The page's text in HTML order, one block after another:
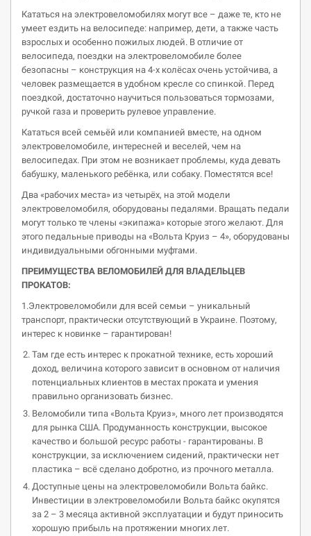
Кататься на электровеломобилях могут все – даже те, кто не
умеет ездить на велосипеде: например, дети, а также часть
взрослых и особенно пожилых людей. В отличие от
велосипеда, поездки на электровеломобиле более
безопасны – конструкция на 4-х колёсах очень устойчива, а
человек размещается в удобном кресле со спинкой. Перед
поездкой, достаточно научиться пользоваться тормозами,
ручкой газа и проверить рулевое управление.
Кататься всей семьёй или компанией вместе, на одном
электровеломобиле, интересней и веселей, чем на
велосипедах. При этом не возникает проблемы, куда девать
бабушку, маленького ребёнка, или собаку. Поместятся все!
Два «рабочих места» из четырёх, на этой модели
электровеломобиля, оборудованы педалями. Вращать педали
могут только те члены «экипажа» которые этого желают. Для
этого педальные приводы на «Вольта Круиз – 4», оборудованы
индивидуальными обгонными муфтами.
ПРЕИМУЩЕСТВА ВЕЛОМОБИЛЕЙ ДЛЯ ВЛАДЕЛЬЦЕВ
ПРОКАТОВ:
1.Электровеломобили для всей семьи – уникальный
транспорт, практически отсутствующий в Украине. Поэтому,
интерес к новинке – гарантирован!
Там где есть интерес к прокатной технике, есть хороший
доход, величина которого зависит в основном от наличия
потенциальных клиентов в местах проката и умения
правильно организовать бизнес.
Веломобили типа «Вольта Круиз», много лет производятся
для рынка США. Продуманность конструкции, высокое
качество и большой ресурс работы - гарантированы. В
конструкции, за исключением сидений, практически нет
пластика – всё сделано добротно, из прочного металла.
Доступные цены на электровеломобили Вольта байкс.
Инвестиции в электровеломобили Вольта байкс окупятся
за 2 – 3 месяца активной эксплуатации и будут приносить
хорошую прибыль на протяжении многих лет.